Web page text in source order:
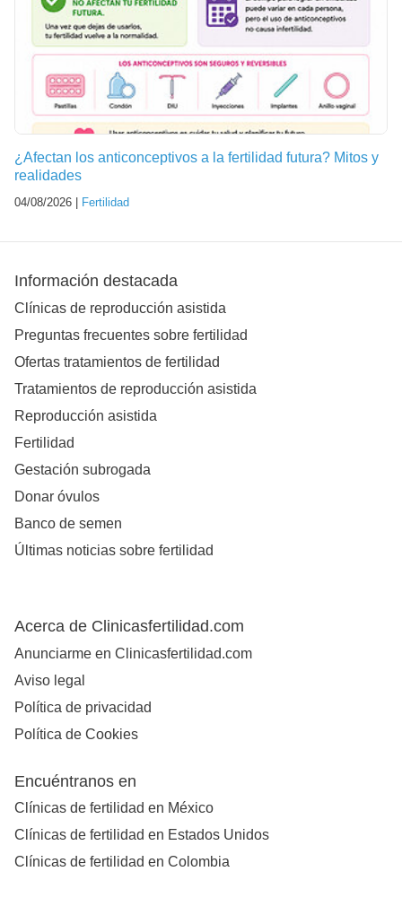
¿Afectan los anticonceptivos a la fertilidad futura? Mitos y
realidades
04/08/2026 | Fertilidad
Información destacada
Clínicas de reproducción asistida
Preguntas frecuentes sobre fertilidad
Ofertas tratamientos de fertilidad
Tratamientos de reproducción asistida
Reproducción asistida
Fertilidad
Gestación subrogada
Donar óvulos
Banco de semen
Últimas noticias sobre fertilidad
Acerca de Clinicasfertilidad.com
Anunciarme en Clinicasfertilidad.com
Aviso legal
Política de privacidad
Política de Cookies
Encuéntranos en
Clínicas de fertilidad en México
Clínicas de fertilidad en Estados Unidos
Clínicas de fertilidad en Colombia